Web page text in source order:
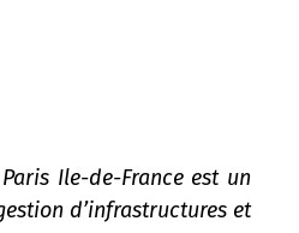
Ile-de-France est un
d’infrastructures et